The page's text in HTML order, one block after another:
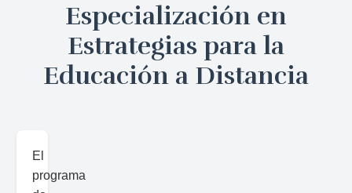
Especialización en
Estrategias para la
Educación a Distancia
El
programa